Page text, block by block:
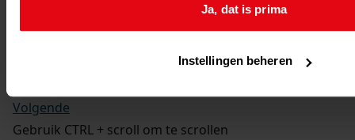
Ja, dat is prima
Instellingen beheren
Dit bestand is nog niet gecontroleerd op volledigheid
Volgende
Gebruik CTRL + scroll om te scrollen